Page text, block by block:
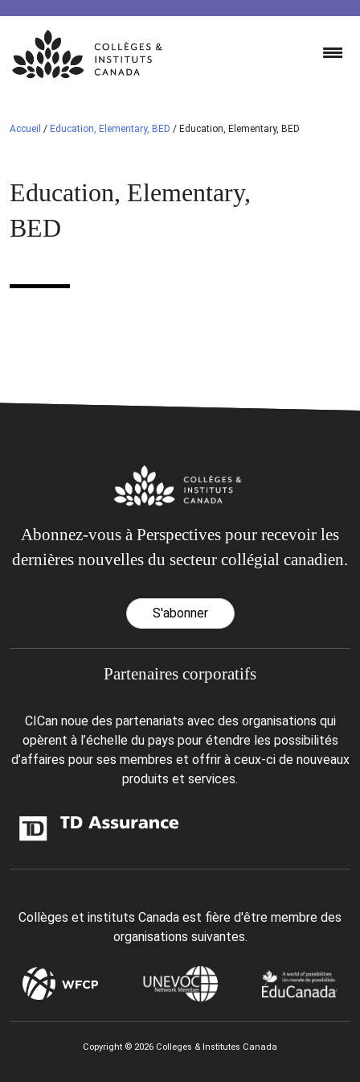
Skip
content
Accueil / Education, Elementary, BED / Education, Elementary, BED
Education, Elementary,
BED
Abonnez-vous à Perspectives pour recevoir les
dernières nouvelles du secteur collégial canadien.
S'abonner
Partenaires corporatifs
CICan noue des partenariats avec des organisations qui
opèrent à l’échelle du pays pour étendre les possibilités
d’affaires pour ses membres et offrir à ceux-ci de nouveaux
produits et services.
Collèges et instituts Canada est fière d'être membre des
organisations suivantes.
Copyright © 2026 Colleges & Institutes Canada